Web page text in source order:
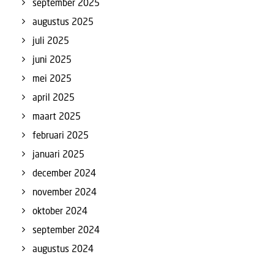
september 2025
augustus 2025
juli 2025
juni 2025
mei 2025
april 2025
maart 2025
februari 2025
januari 2025
december 2024
november 2024
oktober 2024
september 2024
augustus 2024